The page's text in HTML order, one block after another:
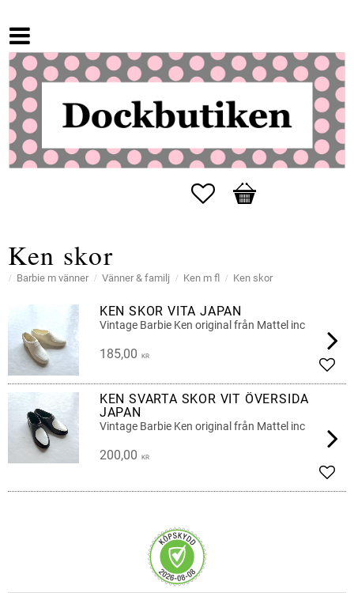
Favoriter
Kundvagn
Ken skor
Barbie m vänner Vänner & familj Ken m fl Ken skor
KEN SKOR VITA JAPAN
Vintage Barbie Ken original från Mattel inc
185,00 KR
KEN SVARTA SKOR VIT ÖVERSIDA
JAPAN
Vintage Barbie Ken original från Mattel inc
200,00 KR